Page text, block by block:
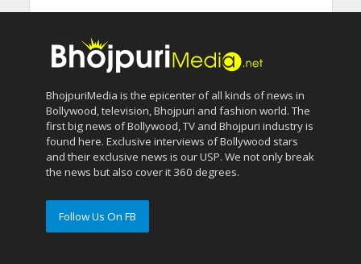
BhojpuriMedia is the epicenter of all kinds of news in
Bollywood, television, Bhojpuri and fashion world. The
first big news of Bollywood, TV and Bhojpuri industry is
found here. Exclusive interviews of Bollywood stars
and their exclusive news is our USP. We not only break
the news but also cover it 360 degrees.
Follow Us On FB